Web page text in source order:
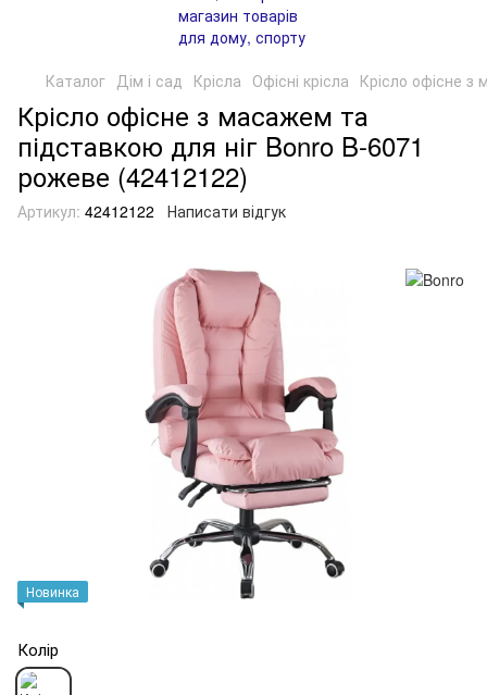
Каталог Дім і сад Крісла Офісні крісла Крісло офісне
Крісло офісне з масажем та
підставкою для ніг Bonro B-6071
рожеве (42412122)
Артикул: 42412122 Написати відгук
Новинка
Колір